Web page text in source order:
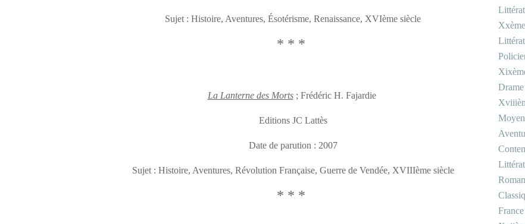
Sujet : Histoire, Aventures, Ésotérisme, Renaissance, XVIème siècle
* * *
La Lanterne des Morts; Frédéric H. Fajardie
Editions JC Lattès
Date de parution : 2007
Sujet : Histoire, Aventures, Révolution Française, Guerre de Vendée, XVIIIème siècle
* * *
Drame
France